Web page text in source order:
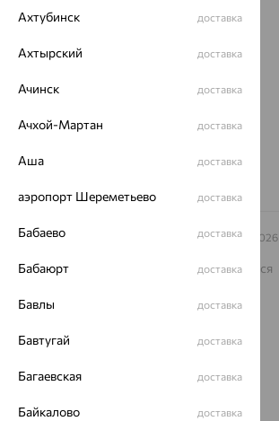
ул. Зегеля, 27/2
8 (800) 250-02-30
Заказать звонок
© ООО «Ювелирный дом «Кристалл»,2009 – 2026
На информационном ресурсе применяются
рекомендательные технологии
ОГРН 1044800168379
Разработка сайта —
Ахтубинск доставка
Ахтырский доставка
Ачинск доставка
Ачхой-Мартан доставка
Аша доставка
аэропорт Шереметьево доставка
Бабаево доставка
Бабаюрт доставка
Бавлы доставка
Бавтугай доставка
Багаевская доставка
Байкалово доставка